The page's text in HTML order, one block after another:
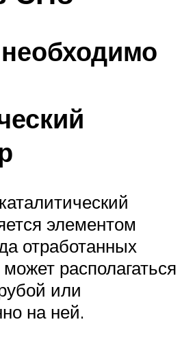
элементом
отработанных
располагаться
или
на ней.